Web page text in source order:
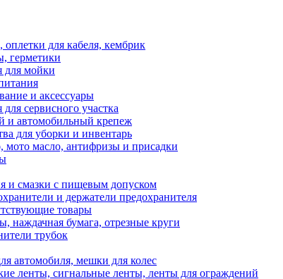
для кабеля, кембрик
герметики
для мойки
и аксессуары
сервисного участка
и автомобильный крепеж
для уборки и инвентарь
мото масло, антифризы и присадки
и смазки с пищевым допуском
и держатели предохранителя
товары
наждачная бумага, отрезные круги
трубок
автомобиля, мешки для колес
ленты, сигнальные ленты, ленты для ограждений